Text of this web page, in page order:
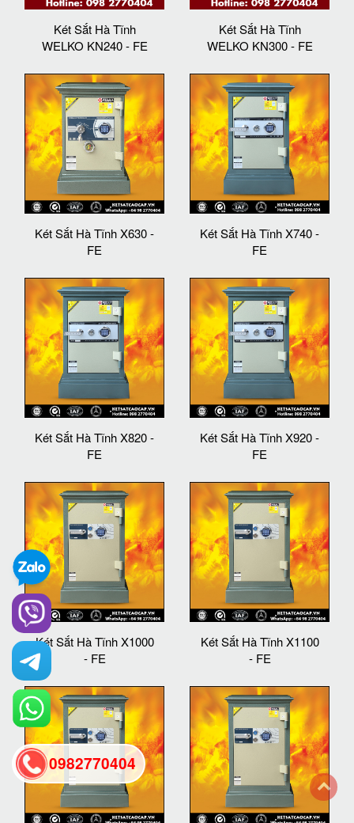
Két Sắt Hà Tĩnh
WELKO KN240 - FE
Két Sắt Hà Tĩnh
WELKO KN300 - FE
Két Sắt Hà Tĩnh X630 -
FE
Két Sắt Hà Tĩnh X740 -
FE
Két Sắt Hà Tĩnh X820 -
FE
Két Sắt Hà Tĩnh X920 -
FE
Két Sắt Hà Tĩnh X1000
- FE
Két Sắt Hà Tĩnh X1100
- FE
0982770404
back